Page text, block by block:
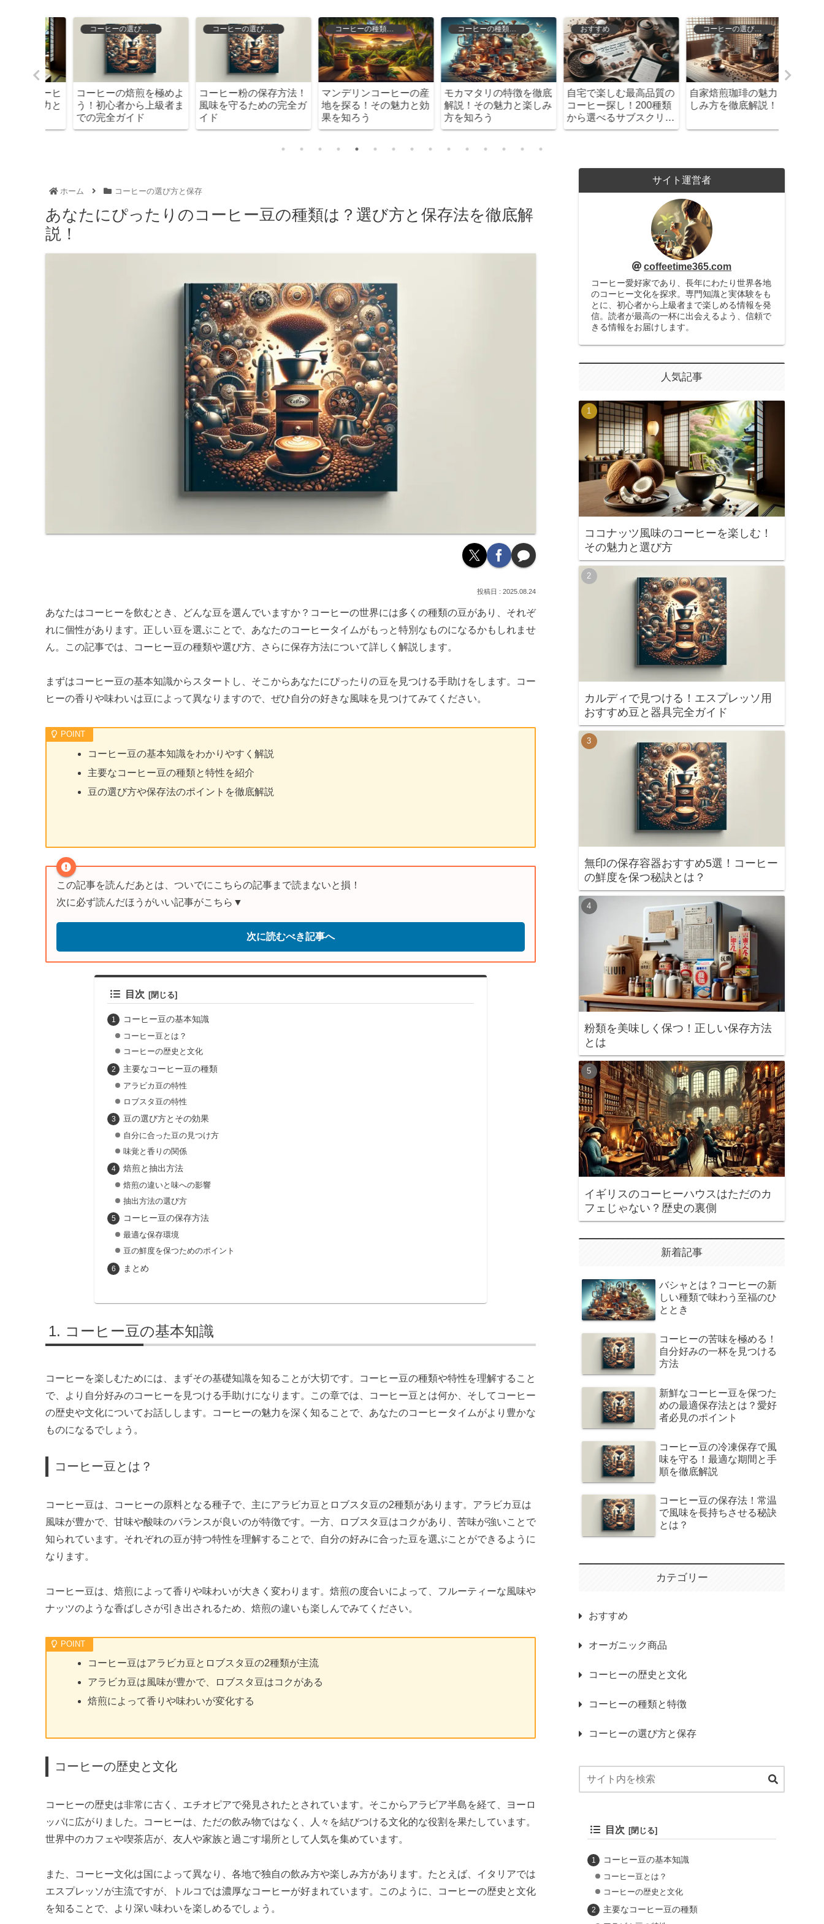
コーヒーの種類と特徴
マンデリンコーヒーの産
地を探る！その魅力と効
果を知ろう
コーヒーの種類と特徴
モカマタリの特徴を徹底
解説！その魅力と楽しみ
方を知ろう
おすすめ
自宅で楽しむ最高品質の
コーヒー探し！200種類
から選べるサブスクリプ
ション
コーヒーの選び方と保存
自家焙煎珈琲の魅力と楽
しみ方を徹底解説！
コーヒーの選び方と保存
コーヒーの適切な量を知
ろう！初心者向けガイド
コーヒーの選び方と保存
コーヒー豆の新鮮さを保
つ！最適な保管方法と習
慣を徹底解説
ホーム コーヒーの選び方と保存
あなたにぴったりのコーヒー豆の種類は？選び方と保存法を徹底解
説！
2025.08.24
あなたはコーヒーを飲むとき、どんな豆を選んでいますか？コーヒーの世界には多くの種類の豆があり、それぞ
れに個性があります。正しい豆を選ぶことで、あなたのコーヒータイムがもっと特別なものになるかもしれませ
ん。この記事では、コーヒー豆の種類や選び方、さらに保存方法について詳しく解説します。
まずはコーヒー豆の基本知識からスタートし、そこからあなたにぴったりの豆を見つける手助けをします。コー
ヒーの香りや味わいは豆によって異なりますので、ぜひ自分の好きな風味を見つけてみてください。
コーヒー豆の基本知識をわかりやすく解説
主要なコーヒー豆の種類と特性を紹介
豆の選び方や保存法のポイントを徹底解説
この記事を読んだあとは、ついでにこちらの記事まで読まないと損！
次に必ず読んだほうがいい記事がこちら▼
次に読むべき記事へ
目次
コーヒー豆の基本知識
コーヒー豆とは？
コーヒーの歴史と文化
主要なコーヒー豆の種類
アラビカ豆の特性
ロブスタ豆の特性
豆の選び方とその効果
自分に合った豆の見つけ方
味覚と香りの関係
焙煎と抽出方法
焙煎の違いと味への影響
抽出方法の選び方
コーヒー豆の保存方法
最適な保存環境
豆の鮮度を保つためのポイント
まとめ
コーヒー豆の基本知識
コーヒーを楽しむためには、まずその基礎知識を知ることが大切です。コーヒー豆の種類や特性を理解すること
で、より自分好みのコーヒーを見つける手助けになります。この章では、コーヒー豆とは何か、そしてコーヒー
の歴史や文化についてお話しします。コーヒーの魅力を深く知ることで、あなたのコーヒータイムがより豊かな
ものになるでしょう。
コーヒー豆とは？
コーヒー豆は、コーヒーの原料となる種子で、主にアラビカ豆とロブスタ豆の2種類があります。アラビカ豆は
風味が豊かで、甘味や酸味のバランスが良いのが特徴です。一方、ロブスタ豆はコクがあり、苦味が強いことで
知られています。それぞれの豆が持つ特性を理解することで、自分の好みに合った豆を選ぶことができるように
なります。
コーヒー豆は、焙煎によって香りや味わいが大きく変わります。焙煎の度合いによって、フルーティーな風味や
ナッツのような香ばしさが引き出されるため、焙煎の違いも楽しんでみてください。
コーヒー豆はアラビカ豆とロブスタ豆の2種類が主流
アラビカ豆は風味が豊かで、ロブスタ豆はコクがある
焙煎によって香りや味わいが変化する
コーヒーの歴史と文化
コーヒーの歴史は非常に古く、エチオピアで発見されたとされています。そこからアラビア半島を経て、ヨーロ
ッパに広がりました。コーヒーは、ただの飲み物ではなく、人々を結びつける文化的な役割を果たしています。
世界中のカフェや喫茶店が、友人や家族と過ごす場所として人気を集めています。
また、コーヒー文化は国によって異なり、各地で独自の飲み方や楽しみ方があります。たとえば、イタリアでは
エスプレッソが主流ですが、トルコでは濃厚なコーヒーが好まれています。このように、コーヒーの歴史と文化
を知ることで、より深い味わいを楽しめるでしょう。
サイト運営者
coffeetime365.com
コーヒー愛好家であり、長年にわたり世界各地
のコーヒー文化を探求。専門知識と実体験をも
とに、初心者から上級者まで楽しめる情報を発
信。読者が最高の一杯に出会えるよう、信頼で
きる情報をお届けします。
人気記事
ココナッツ風味のコーヒーを楽しむ！
その魅力と選び方
カルディで見つける！エスプレッソ用
おすすめ豆と器具完全ガイド
無印の保存容器おすすめ5選！コーヒー
の鮮度を保つ秘訣とは？
粉類を美味しく保つ！正しい保存方法
とは
イギリスのコーヒーハウスはただのカ
フェじゃない？歴史の裏側
新着記事
バシャとは？コーヒーの新
しい種類で味わう至福のひ
ととき
コーヒーの苦味を極める！
自分好みの一杯を見つける
方法
新鮮なコーヒー豆を保つた
めの最適保存法とは？愛好
者必見のポイント
コーヒー豆の冷凍保存で風
味を守る！最適な期間と手
順を徹底解説
コーヒー豆の保存法！常温
で風味を長持ちさせる秘訣
とは？
カテゴリー
おすすめ
オーガニック商品
コーヒーの歴史と文化
コーヒーの種類と特徴
コーヒーの選び方と保存
目次
コーヒー豆の基本知識
コーヒー豆とは？
コーヒーの歴史と文化
主要なコーヒー豆の種類